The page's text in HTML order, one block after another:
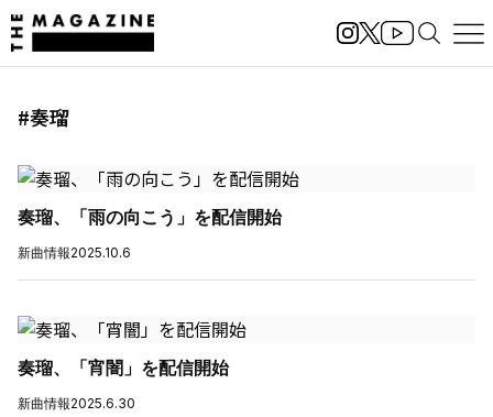
#奏瑠
奏瑠、「雨の向こう」を配信開始
新曲情報2025.10.6
奏瑠、「宵闇」を配信開始
新曲情報2025.6.30